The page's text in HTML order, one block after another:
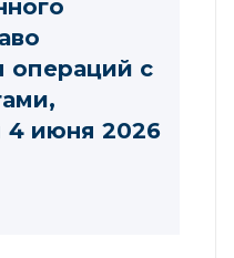
операций с
4 июня 2026